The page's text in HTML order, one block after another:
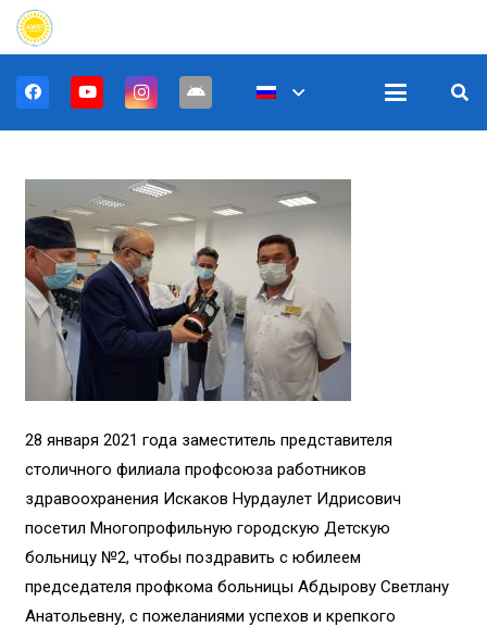
28 января 2021 года заместитель представителя
столичного филиала профсоюза работников
здравоохранения Искаков Нурдаулет Идрисович
посетил Многопрофильную городскую Детскую
больницу №2, чтобы поздравить с юбилеем
председателя профкома больницы Абдырову Светлану
Анатольевну, с пожеланиями успехов и крепкого